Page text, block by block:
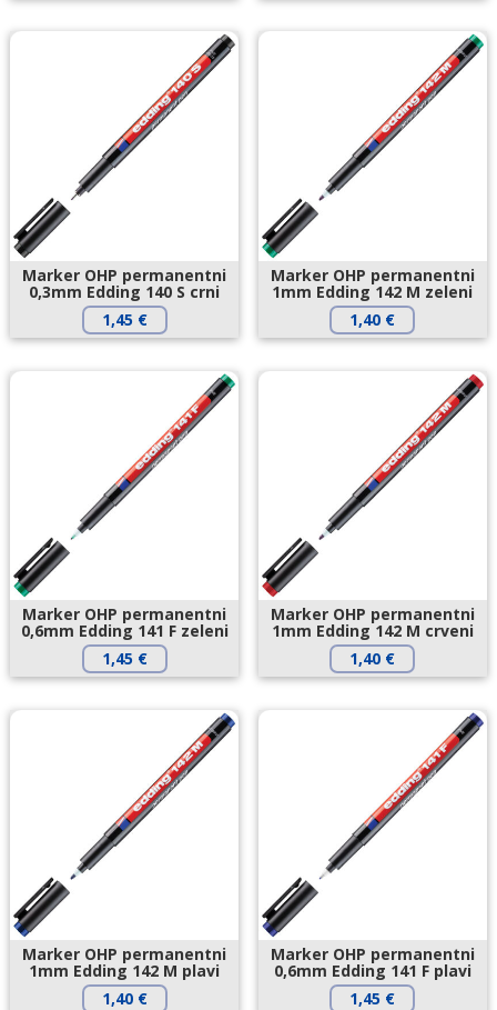
Marker OHP permanentni
0,3mm Edding 140 S crni
1,45 €
Marker OHP permanentni
1mm Edding 142 M zeleni
1,40 €
Marker OHP permanentni
0,6mm Edding 141 F zeleni
1,45 €
Marker OHP permanentni
1mm Edding 142 M crveni
1,40 €
Marker OHP permanentni
1mm Edding 142 M plavi
1,40 €
Marker OHP permanentni
0,6mm Edding 141 F plavi
1,45 €